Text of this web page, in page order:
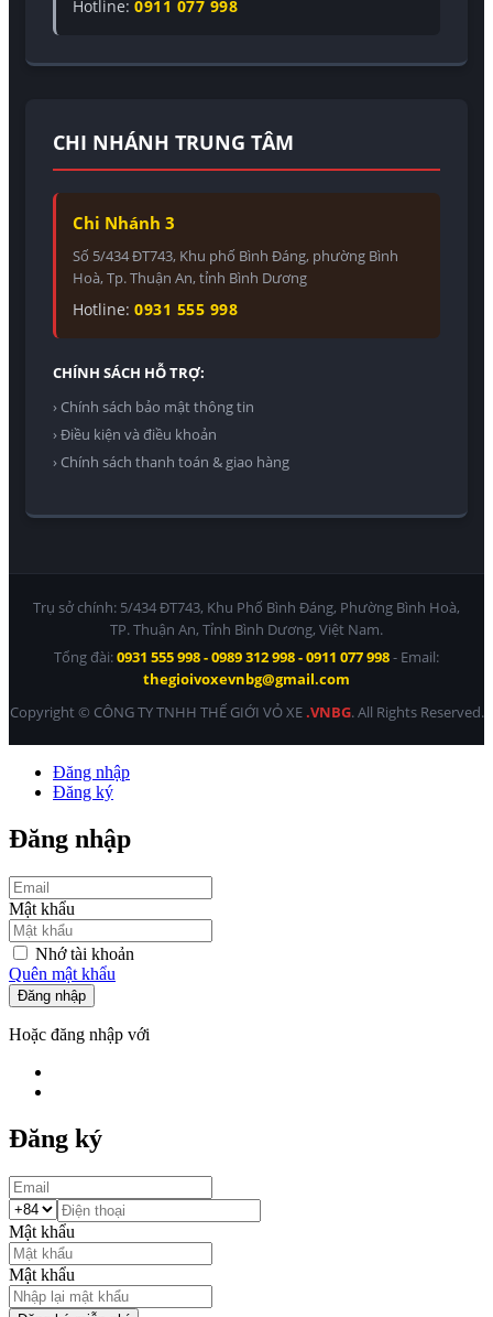
Hotline: 0911 077 998
CHI NHÁNH TRUNG TÂM
Chi Nhánh 3
Số 5/434 ĐT743, Khu phố Bình Đáng, phường Bình
Hoà, Tp. Thuận An, tỉnh Bình Dương
Hotline: 0931 555 998
CHÍNH SÁCH HỖ TRỢ:
› Chính sách bảo mật thông tin
› Điều kiện và điều khoản
› Chính sách thanh toán & giao hàng
Trụ sở chính: 5/434 ĐT743, Khu Phố Bình Đáng, Phường Bình Hoà,
TP. Thuận An, Tỉnh Bình Dương, Việt Nam.
Tổng đài:0931 555 998 - 0989 312 998 - 0911 077 998- Email:
thegioivoxevnbg@gmail.com
Copyright © CÔNG TY TNHH THẾ GIỚI VỎ XE.VNBG. All Rights Reserved.
Đăng nhập
Đăng ký
Đăng nhập
Mật khẩu
Nhớ tài khoản
Quên mật khẩu
Đăng nhập
Hoặc đăng nhập với
Đăng ký
Mật khẩu
Mật khẩu